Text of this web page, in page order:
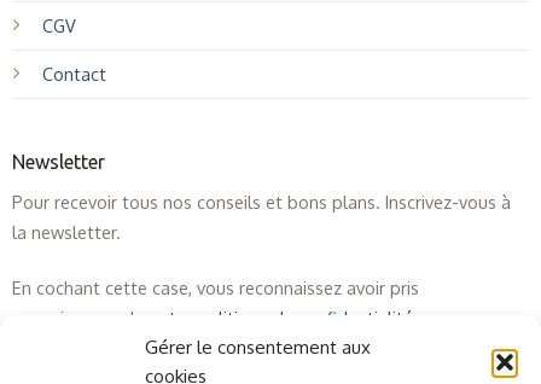
Gérer le consentement aux
cookies
CGV
Contact
Newsletter
Pour recevoir tous nos conseils et bons plans. Inscrivez-vous à
la newsletter.
En cochant cette case, vous reconnaissez avoir pris
connaissance de
notre politique de confidentialité